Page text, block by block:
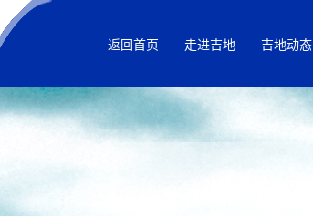
返回首页 走进吉地 吉地动态